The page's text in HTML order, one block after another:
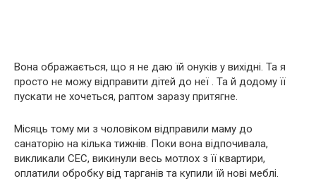
Вона ображається, що я не даю їй онуків у вихідні. Та я
просто не можу відправити дітей до неї . Та й додому її
пускати не хочеться, раптом заразу притягне.
Місяць тому ми з чоловіком відправили маму до
санаторію на кілька тижнів. Поки вона відпочивала,
викликали СЕС, викинули весь мотлох з її квартири,
оплатили обробку від тарганів та купили їй нові меблі.